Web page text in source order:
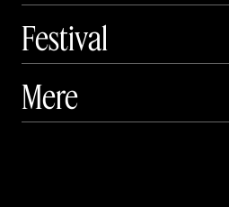
Festival
 Art Matter Festival
Mere